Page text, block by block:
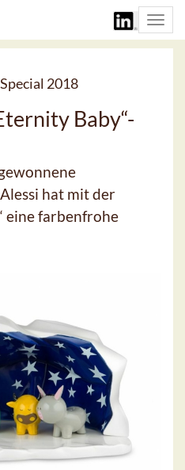
2018
Baby“-
hat mit der
eine farbenfrohe